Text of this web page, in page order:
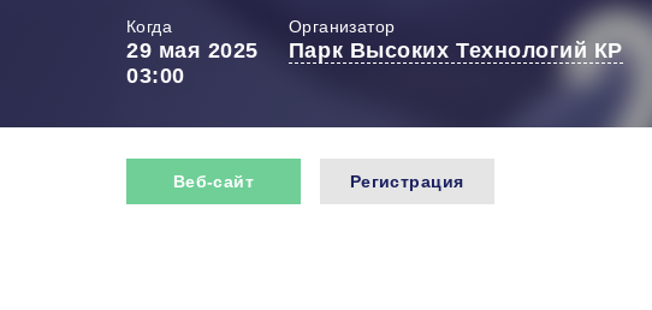
Когда
29 мая 2025
03:00
Организатор
Парк Высоких Технологий КР
Веб-сайт Регистрация